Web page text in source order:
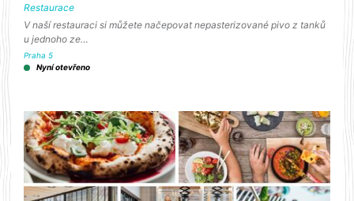
Restaurace
V naší restauraci si můžete načepovat nepasterizované pivo z tanků
u jednoho ze…
Praha 5
Nyní otevřeno